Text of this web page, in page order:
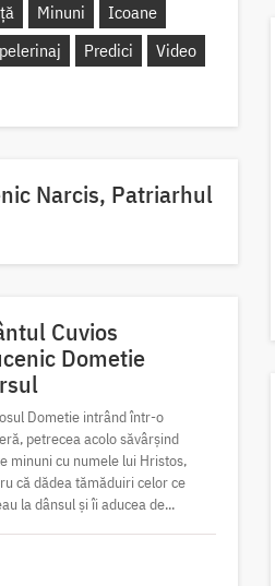
Minuni
Icoane
Predici
Video
Narcis, Patriarhul
Cuvios
Dometie
Dometie intrând într-o
petrecea acolo săvârșind
minuni cu numele lui Hristos,
că dădea tămăduiri celor ce
la dânsul și îi aducea de...